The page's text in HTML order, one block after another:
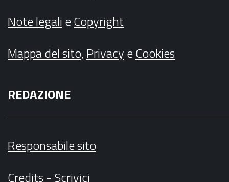
Note legalieCopyright
Mappa del sito,PrivacyeCookies
REDAZIONE
Responsabile sito
Credits- Scrivici